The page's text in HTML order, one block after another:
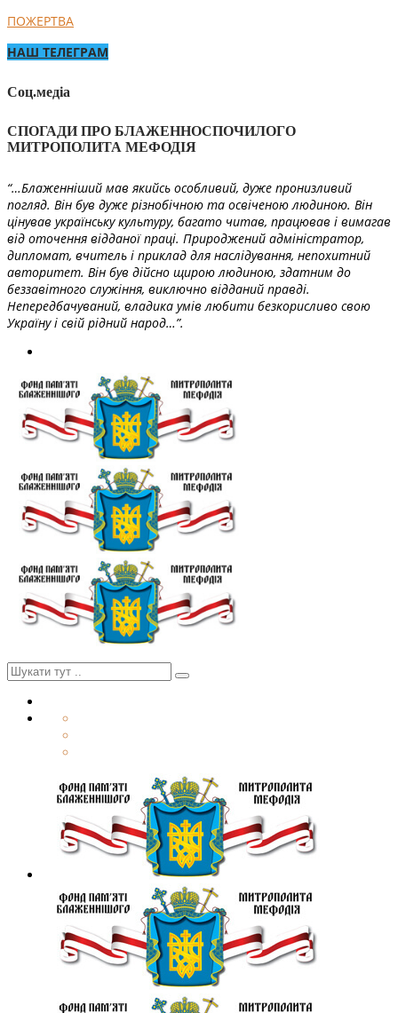
ПОЖЕРТВА
НАШ ТЕЛЕГРАМ
Соц.медіа
СПОГАДИ ПРО БЛАЖЕННОСПОЧИЛОГО
МИТРОПОЛИТА МЕФОДІЯ
“…Блаженніший мав якийсь особливий, дуже пронизливий
погляд. Він був дуже різнобічною та освіченою людиною. Він
цінував українську культуру, багато читав, працював і вимагав
від оточення відданої праці. Природжений адміністратор,
дипломат, вчитель і приклад для наслідування, непохитний
авторитет. Він був дійсно щирою людиною, здатним до
беззавітного служіння, виключно відданий правді.
Непередбачуваний, владика умів любити безкорисливо свою
Україну і свій рідний народ…”.